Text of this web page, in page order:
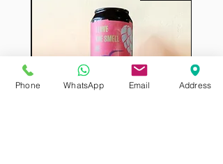
Phone WhatsApp Email Address